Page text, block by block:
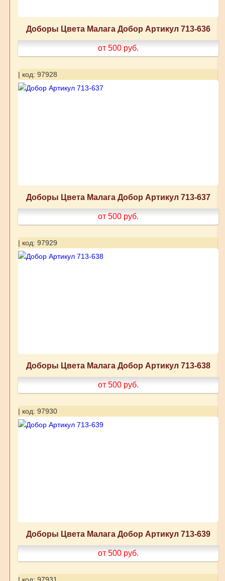
Доборы Цвета Малага Добор Артикул 713-636
от 500 руб.
| код: 97928
Доборы Цвета Малага Добор Артикул 713-637
от 500 руб.
| код: 97929
Доборы Цвета Малага Добор Артикул 713-638
от 500 руб.
| код: 97930
Доборы Цвета Малага Добор Артикул 713-639
от 500 руб.